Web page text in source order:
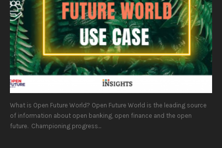
What is Open Future World? Open Future World is the leading source
of information about open banking, open finance and the open
future. Championing progress...